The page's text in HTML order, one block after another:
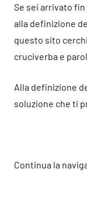
Se sei arrivato
alla definizione
questo sito
cruciverba e
Alla definizione
soluzione che ti
Continua la